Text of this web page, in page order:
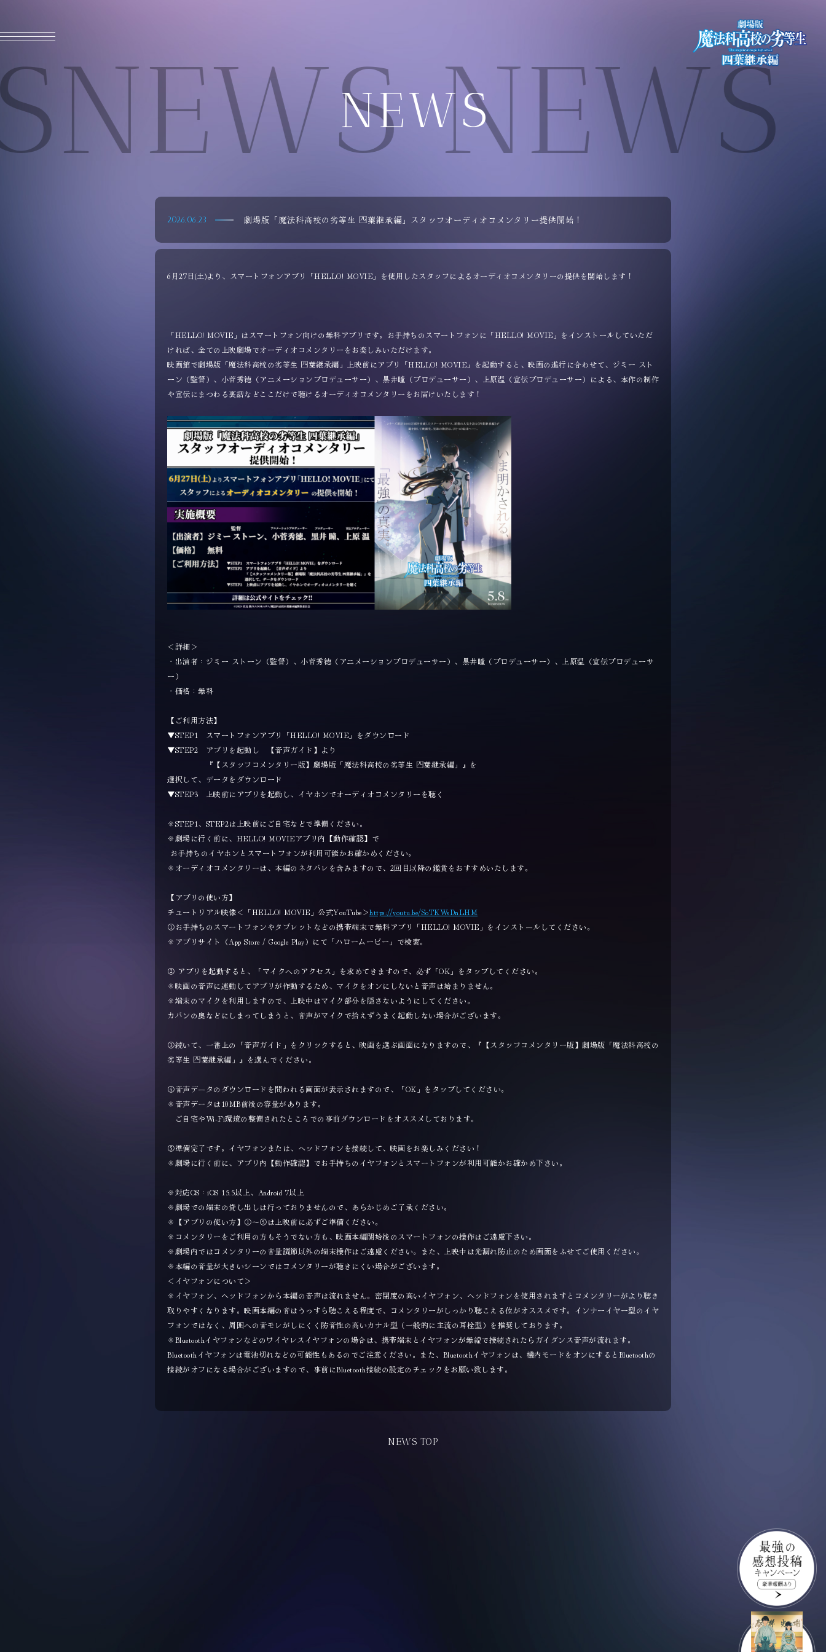
NEWSNEWS
2026.06.23 劇場版「魔法科高校の劣等生 四葉継承編」スタッフオーディオコメンタリー提供開始！
6月27日(土)より、スマートフォンアプリ「HELLO! MOVIE」を使用したスタッフによるオーディオコメンタリーの提供を開始します！
「HELLO! MOVIE」はスマートフォン向けの無料アプリです。お手持ちのスマートフォンに「HELLO! MOVIE」をインストールしていただ
ければ、全ての上映劇場でオーディオコメンタリーをお楽しみいただけます。
映画館で劇場版「魔法科高校の劣等生 四葉継承編」上映前にアプリ「HELLO! MOVIE」を起動すると、映画の進行に合わせて、ジミー スト
ーン（監督）、小菅秀徳（アニメーションプロデューサー）、黒井瞳（プロデューサー）、上原温（宣伝プロデューサー）による、本作の制作
や宣伝にまつわる裏話などここだけで聴けるオーディオコメンタリーをお届けいたします！
＜詳細＞
・出演者：ジミー ストーン（監督）、小菅秀徳（アニメーションプロデューサー）、黒井瞳（プロデューサー）、上原温（宣伝プロデューサ
ー）
・価格：無料
【ご利用方法】
▼STEP1 スマートフォンアプリ「HELLO! MOVIE」をダウンロード
▼STEP2 アプリを起動し 【音声ガイド】より
『【スタッフコメンタリー版】劇場版「魔法科高校の劣等生 四葉継承編」』を
選択して、データをダウンロード
▼STEP3 上映前にアプリを起動し、イヤホンでオーディオコメンタリーを聴く
※STEP1、STEP2は上映前にご自宅などで準備ください。
※劇場に行く前に、HELLO! MOVIEアプリ内【動作確認】で
お手持ちのイヤホンとスマートフォンが利用可能かお確かめください。
※オーディオコメンタリーは、本編のネタバレを含みますので、2回目以降の鑑賞をおすすめいたします。
【アプリの使い方】
チュートリアル映像＜「HELLO! MOVIE」公式YouTube＞https://youtu.be/SoTKWsDnLHM
①お手持ちのスマートフォンやタブレットなどの携帯端末で無料アプリ「HELLO! MOVIE」をインスト―ルしてください。
※アプリサイト（App Store / Google Play）にて「ハロームービー」で検索。
② アプリを起動すると、「マイクへのアクセス」を求めてきますので、必ず「OK」をタップしてください。
※映画の音声に連動してアプリが作動するため、マイクをオンにしないと音声は始まりません。
※端末のマイクを利用しますので、上映中はマイク部分を隠さないようにしてください。
カバンの奥などにしまってしまうと、音声がマイクで拾えずうまく起動しない場合がございます。
③続いて、一番上の「音声ガイド」をクリックすると、映画を選ぶ画面になりますので、『【スタッフコメンタリー版】劇場版「魔法科高校の
劣等生 四葉継承編」』を選んでください。
④音声デ―タのダウンロードを問われる画面が表示されますので、「OK」をタップしてください。
※音声データは10MB前後の容量があります。
ご自宅やWi-Fi環境の整備されたところでの事前ダウンロードをオススメしております。
⑤準備完了です。イヤフォンまたは、ヘッドフォンを接続して、映画をお楽しみください！
※劇場に行く前に、アプリ内【動作確認】でお手持ちのイヤフォンとスマートフォンが利用可能かお確かめ下さい。
※対応OS：iOS 15.5以上、Android 7以上
※劇場での端末の貸し出しは行っておりませんので、あらかじめご了承ください。
※【アプリの使い方】①～⑤は上映前に必ずご準備ください。
※コメンタリーをご利用の方もそうでない方も、映画本編開始後のスマートフォンの操作はご遠慮下さい。
※劇場内ではコメンタリーの音量調節以外の端末操作はご遠慮ください。また、上映中は光漏れ防止のため画面をふせてご使用ください。
※本編の音量が大きいシーンではコメンタリーが聴きにくい場合がございます。
＜イヤフォンについて＞
※イヤフォン、ヘッドフォンから本編の音声は流れません。密閉度の高いイヤフォン、ヘッドフォンを使用されますとコメンタリーがより聴き
取りやすくなります。映画本編の音はうっすら聴こえる程度で、コメンタリーがしっかり聴こえる位がオススメです。インナーイヤー型のイヤ
フォンではなく、周囲への音モレがしにくく防音性の高いカナル型（一般的に主流の耳栓型）を推奨しております。
※Bluetoothイヤフォンなどのワイヤレスイヤフォンの場合は、携帯端末とイヤフォンが無線で接続されたらガイダンス音声が流れます。
Bluetoothイヤフォンは電池切れなどの可能性もあるのでご注意ください。また、Bluetoothイヤフォンは、機内モードをオンにするとBluetoothの
接続がオフになる場合がございますので、事前にBluetooth接続の設定のチェックをお願い致します。
NEWS TOP